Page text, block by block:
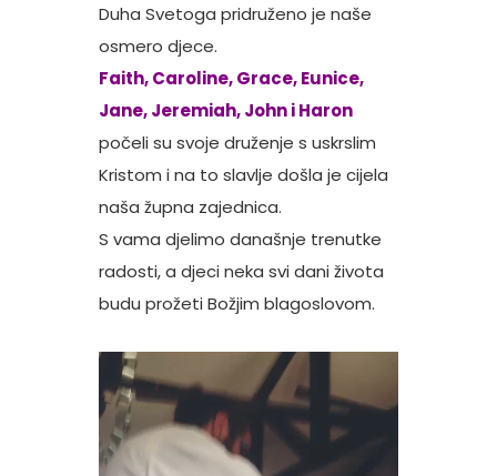
Duha Svetoga pridruženo je naše
osmero djece.
Faith, Caroline, Grace, Eunice,
Jane, Jeremiah, John i Haron
počeli su svoje druženje s uskrslim
Kristom i na to slavlje došla je cijela
naša župna zajednica.
S vama djelimo današnje trenutke
radosti, a djeci neka svi dani života
budu prožeti Božjim blagoslovom.
Reproduktor
videozapisa